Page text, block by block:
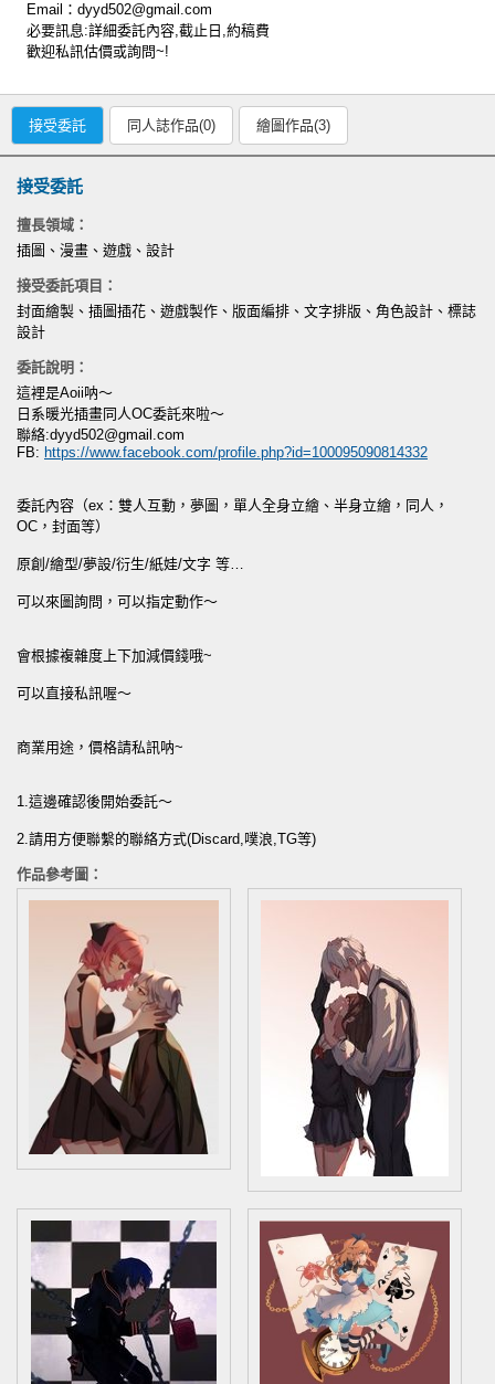
Email：dyyd502@gmail.com
必要訊息:詳細委託內容,截止日,約稿費
歡迎私訊估價或詢問~!
接受委託 同人誌作品(0) 繪圖作品(3)
接受委託
擅長領域：
插圖、漫畫、遊戲、設計
接受委託項目：
封面繪製、插圖插花、遊戲製作、版面編排、文字排版、角色設計、標誌
設計
委託說明：
這裡是Aoii呐～
日系暖光插畫同人OC委託來啦～
聯絡:dyyd502@gmail.com
FB: https://www.facebook.com/profile.php?id=100095090814332
委託內容（ex：雙人互動，夢圖，單人全身立繪、半身立繪，同人，
OC，封面等）
原創/繪型/夢設/衍生/紙娃/文字 等…
可以來圖詢問，可以指定動作～
會根據複雜度上下加減價錢哦~
可以直接私訊喔～
商業用途，價格請私訊呐~
1.這邊確認後開始委託～
2.請用方便聯繫的聯絡方式(Discard,噗浪,TG等)
作品參考圖：